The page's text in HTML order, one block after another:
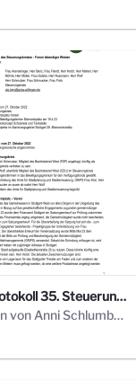
230517 Protokoll 35. Steuerungskreis.pdf
vor 2 Jahren von Anni Schlumberger